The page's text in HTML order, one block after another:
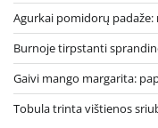
Agurkai pomidorų padaže:
Burnoje tirpstanti
Gaivi mango margarita:
Tobula trinta vištienos